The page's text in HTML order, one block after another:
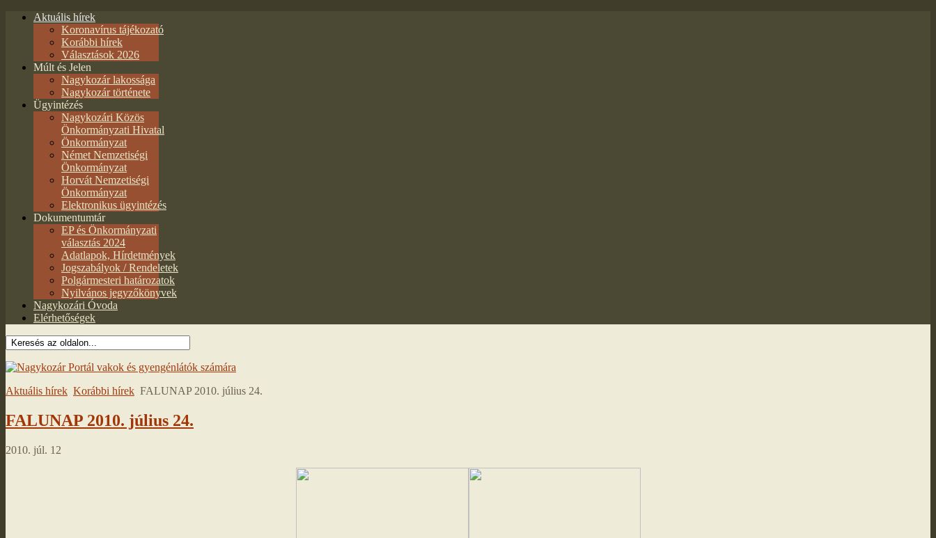
Aktuális hírek
Koronavírus tájékozató
Korábbi hírek
Választások 2026
Múlt és Jelen
Nagykozár lakossága
Nagykozár története
Ügyintézés
Nagykozári Közös
Önkormányzati Hivatal
Önkormányzat
Német Nemzetiségi
Önkormányzat
Horvát Nemzetiségi
Önkormányzat
Elektronikus ügyintézés
Dokumentumtár
EP és Önkormányzati
választás 2024
Adatlapok, Hírdetmények
Jogszabályok / Rendeletek
Polgármesteri határozatok
Nyilvános jegyzőkönyvek
Nagykozári Óvoda
Elérhetőségek
Aktuális hírek Korábbi hírek FALUNAP 2010. július 24.
FALUNAP 2010. július 24.
2010. júl. 12